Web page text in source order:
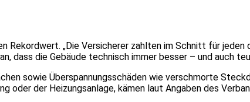
„Die Versicherer zahlten im Schnitt für jeden
dass die Gebäude technisch immer besser – und auch
sowie Überspannungsschäden wie verschmorte
oder der Heizungsanlage, kämen laut Angaben des